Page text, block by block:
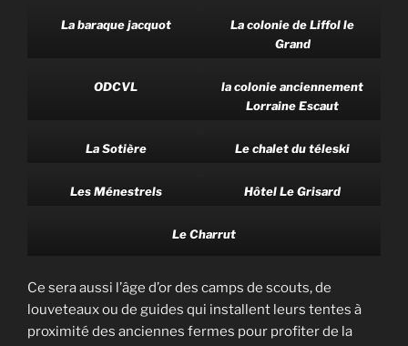
La baraque jacquot
La colonie de Liffol le
Grand
ODCVL
la colonie anciennement
Lorraine Escaut
La Sotière Le chalet du téleski
Les Ménestrels Hôtel Le Grisard
Le Charrut
Ce sera aussi l’âge d’or des camps de scouts, de
louveteaux ou de guides qui installent leurs tentes à
proximité des anciennes fermes pour profiter de la